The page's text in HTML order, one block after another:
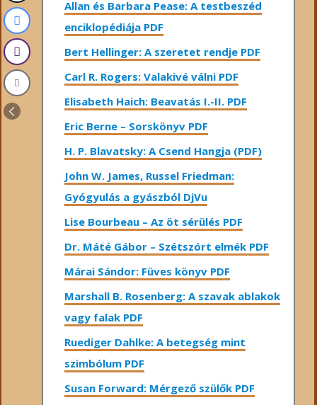
Allan és Barbara Pease: A testbeszéd
enciklopédiája PDF
Bert Hellinger: A ​szeretet rendje PDF
Carl R. Rogers: Valakivé válni PDF
Elisabeth Haich: Beavatás I.-II. PDF
Eric Berne – Sorskönyv PDF
H. P. Blavatsky: A Csend Hangja (PDF)
John W. James, Russel Friedman:
Gyógyulás a gyászból DjVu
Lise Bourbeau – Az öt sérülés PDF
Dr. Máté Gábor – Szétszórt elmék PDF
Márai Sándor: Füves könyv PDF
Marshall B. Rosenberg: A szavak ablakok
vagy falak PDF
Ruediger Dahlke: A betegség mint
szimbólum PDF
Susan Forward: Mérgező szülők PDF